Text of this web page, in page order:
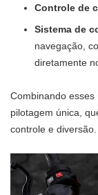
Controle de
Sistema de
navegação,
diretamente
Combinando
pilotagem única,
controle e diversão.